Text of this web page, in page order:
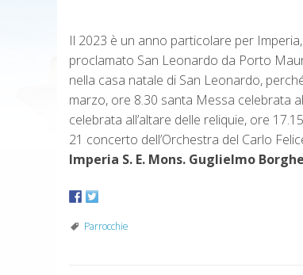
Il 2023 è un anno particolare per
proclamato San Leonardo da Porto
nella casa natale di San Leonardo,
marzo, ore 8.30 santa Messa celebrata
celebrata all’altare delle reliquie, ore
21 concerto dell’Orchestra del Carlo
Imperia S. E. Mons. Guglielmo
Parrocchie